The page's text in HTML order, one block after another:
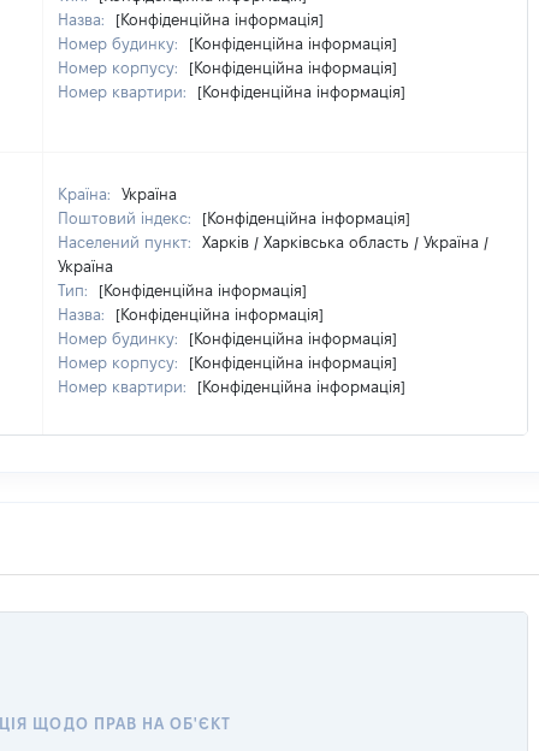
Назва:
[Конфіденційна інформація]
Номер будинку:
[Конфіденційна інформація]
Номер корпусу:
[Конфіденційна інформація]
Номер квартири:
[Конфіденційна інформація]
Країна:
Україна
Поштовий індекс:
[Конфіденційна інформація]
Населений пункт:
Харків / Харківська область / Україна /
Україна
Тип:
[Конфіденційна інформація]
Назва:
[Конфіденційна інформація]
Номер будинку:
[Конфіденційна інформація]
Номер корпусу:
[Конфіденційна інформація]
Номер квартири:
[Конфіденційна інформація]
ЩОДО ПРАВ НА ОБ'ЄКТ